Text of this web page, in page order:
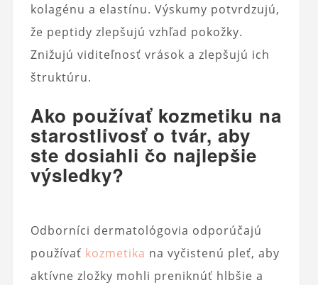
kolagénu a elastínu. Výskumy potvrdzujú,
že peptidy zlepšujú vzhľad pokožky.
Znižujú viditeľnosť vrások a zlepšujú ich
štruktúru.
Ako používať kozmetiku na
starostlivosť o tvár, aby
ste dosiahli čo najlepšie
výsledky?
Odborníci dermatológovia odporúčajú
používať kozmetika na vyčistenú pleť, aby
aktívne zložky mohli preniknúť hlbšie a